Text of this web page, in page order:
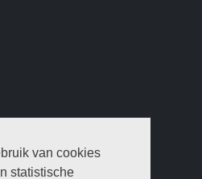
van cookies
statistische